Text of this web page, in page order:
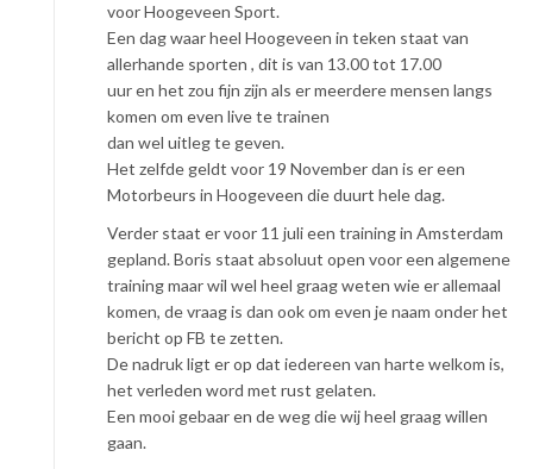
voor Hoogeveen Sport.
Een dag waar heel Hoogeveen in teken staat van
allerhande sporten , dit is van 13.00 tot 17.00
uur en het zou fijn zijn als er meerdere mensen langs
komen om even live te trainen
dan wel uitleg te geven.
Het zelfde geldt voor 19 November dan is er een
Motorbeurs in Hoogeveen die duurt hele dag.
Verder staat er voor 11 juli een training in Amsterdam
gepland. Boris staat absoluut open voor een algemene
training maar wil wel heel graag weten wie er allemaal
komen, de vraag is dan ook om even je naam onder het
bericht op FB te zetten.
De nadruk ligt er op dat iedereen van harte welkom is,
het verleden word met rust gelaten.
Een mooi gebaar en de weg die wij heel graag willen
gaan.